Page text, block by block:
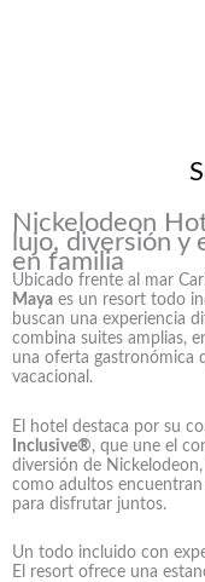
Nickelodeon
lujo, diversión y
en familia
Ubicado frente al mar
Maya es un resort todo
buscan una experiencia
combina suites amplias,
una oferta gastronómica
vacacional.
El hotel destaca por su
Inclusive®, que une el
diversión de
como adultos encuentran
para disfrutar juntos.
Un todo incluido con
El resort ofrece una